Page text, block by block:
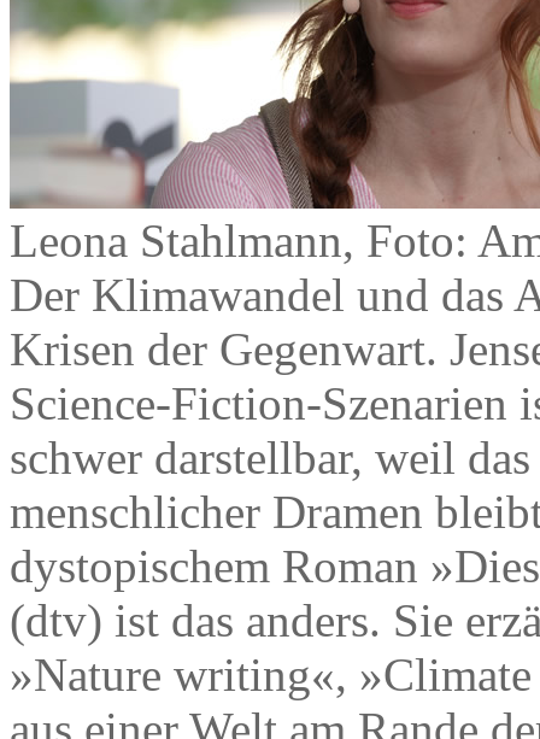
Leona Stahlmann, Foto:
Der Klimawandel und das
Krisen der Gegenwart.
Science-Fiction-Szenarien
schwer darstellbar, weil
menschlicher Dramen
dystopischem Roman
(dtv) ist das anders. Sie
»Nature writing«,